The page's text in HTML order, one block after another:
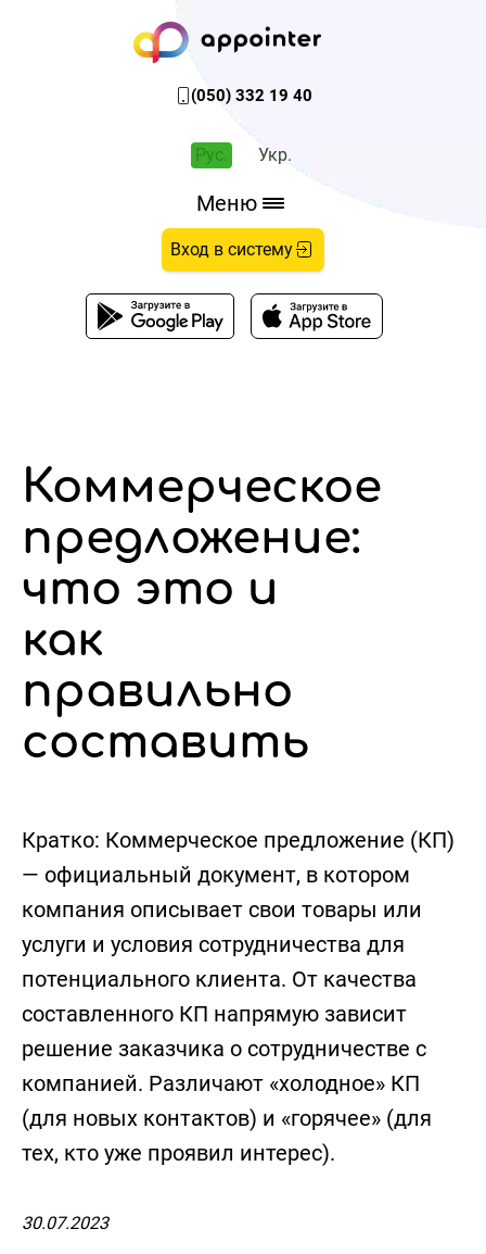
(050) 332 19 40
Рус. Укр.
Меню
Вход в систему
Коммерческое
предложение:
что это и
как
правильно
составить
Кратко: Коммерческое предложение (КП)
— официальный документ, в котором
компания описывает свои товары или
услуги и условия сотрудничества для
потенциального клиента. От качества
составленного КП напрямую зависит
решение заказчика о сотрудничестве с
компанией. Различают «холодное» КП
(для новых контактов) и «горячее» (для
тех, кто уже проявил интерес).
30.07.2023